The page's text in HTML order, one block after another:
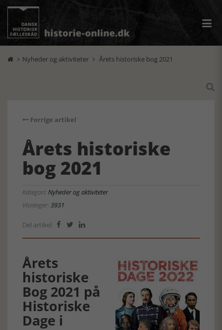
 Nyheder og aktiviteter  Årets historiske bog 2021

Forrige artikel
Årets historiske
bog 2021
Kategori:Nyheder og aktiviteter
Visninger:3931
Del artikel:   
Årets
historiske
Bog 2021 på
Historiske
Dage i